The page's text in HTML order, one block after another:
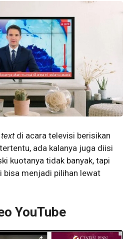
di acara televisi berisikan
ada kalanya juga diisi
kuotanya tidak banyak, tapi
bisa menjadi pilihan lewat
YouTube